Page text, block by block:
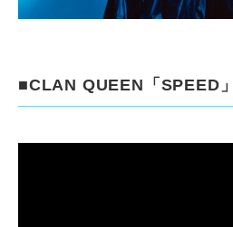
■CLAN QUEEN「SPEED